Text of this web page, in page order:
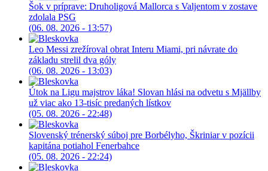
Šok v príprave: Druholigová Mallorca s Valjentom v zostave
zdolala PSG
(06. 08. 2026 - 13:57)
Leo Messi zrežíroval obrat Interu Miami, pri návrate do
základu strelil dva góly
(06. 08. 2026 - 13:03)
Útok na Ligu majstrov láka! Slovan hlási na odvetu s Mjällby
už viac ako 13-tisíc predaných lístkov
(05. 08. 2026 - 22:48)
Slovenský trénerský súboj pre Borbélyho, Škriniar v pozícii
kapitána potiahol Fenerbahce
(05. 08. 2026 - 22:24)